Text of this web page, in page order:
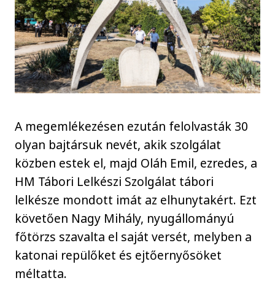
A megemlékezésen ezután felolvasták 30
olyan bajtársuk nevét, akik szolgálat
közben estek el, majd Oláh Emil, ezredes, a
HM Tábori Lelkészi Szolgálat tábori
lelkésze mondott imát az elhunytakért. Ezt
követően Nagy Mihály, nyugállományú
főtörzs szavalta el saját versét, melyben a
katonai repülőket és ejtőernyősöket
méltatta.